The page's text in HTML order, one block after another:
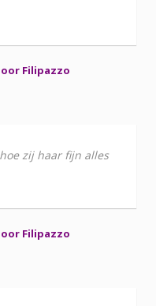
Filipazzo
zij haar fijn alles
Filipazzo